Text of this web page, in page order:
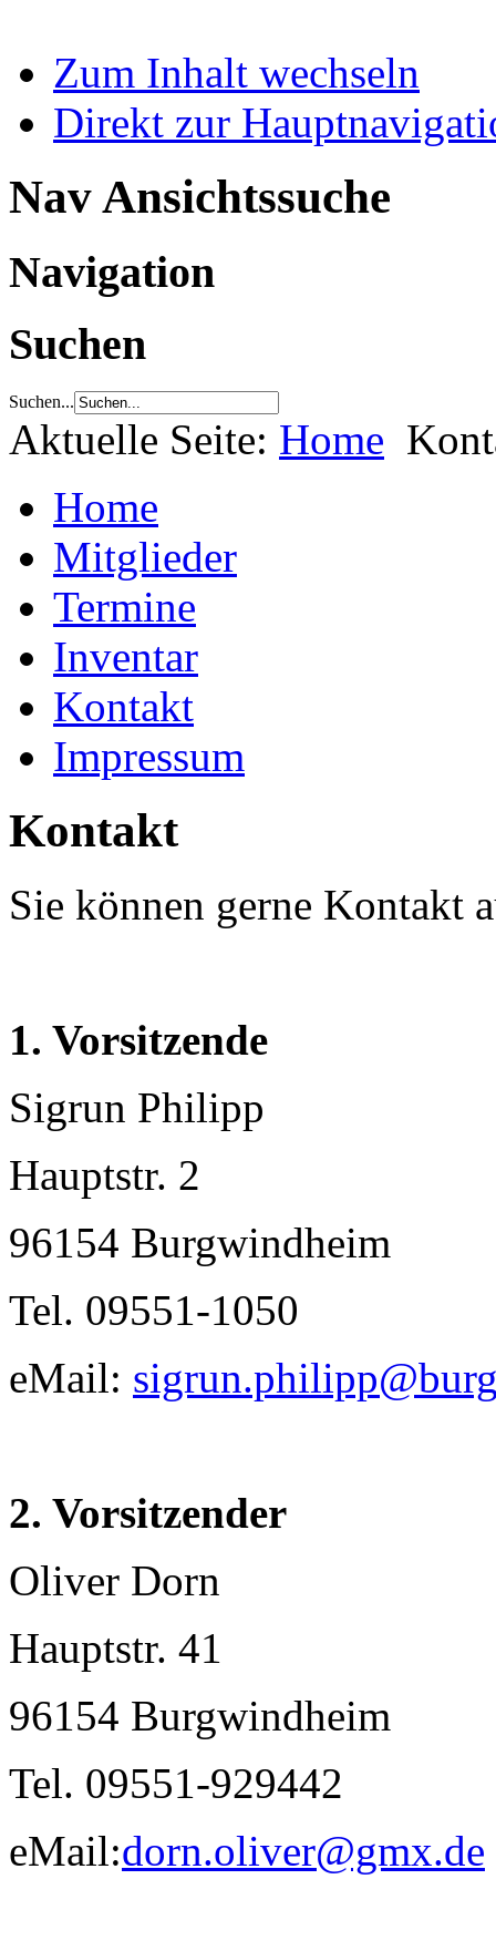
Zum Inhalt wechseln
Direkt zur
Nav Ansichtssuche
Navigation
Suchen
Suchen...
Aktuelle Seite: Home
Home
Mitglieder
Termine
Inventar
Kontakt
Impressum
Kontakt
Sie können gerne Kontakt
1. Vorsitzende
Sigrun Philipp
Hauptstr. 2
96154 Burgwindheim
Tel. 09551-1050
eMail:
2. Vorsitzender
Oliver Dorn
Hauptstr. 41
96154 Burgwindheim
Tel. 09551-929442
eMail:dorn.oliver@gmx.de